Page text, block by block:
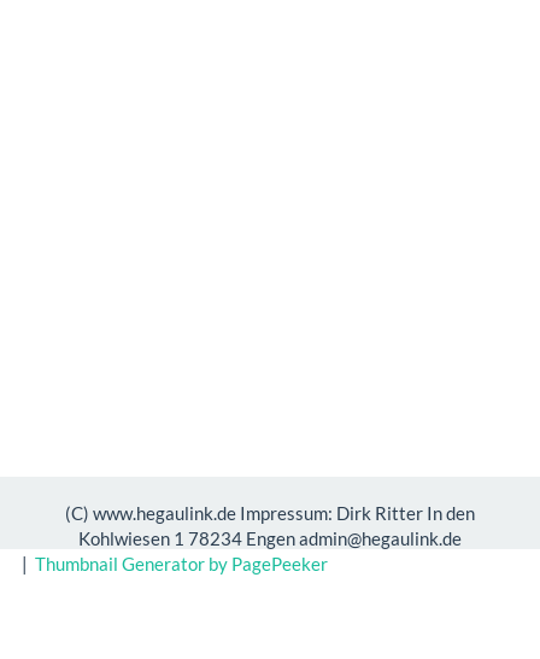
(C) www.hegaulink.de Impressum: Dirk Ritter In den
Kohlwiesen 1 78234 Engen admin@hegaulink.de
| Thumbnail Generator by PagePeeker